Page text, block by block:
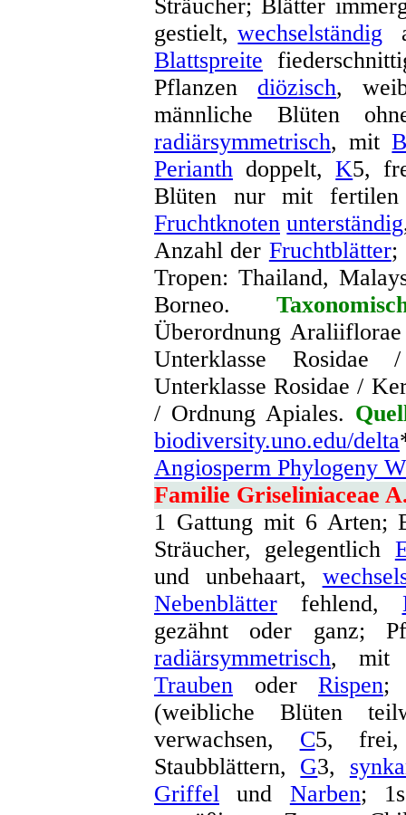
Sträucher; Blätter
gestielt,wechselständig
Blattspreite
Pflanzen diözisch,
männliche Blüten
radiärsymmetrisch, mit
Perianth doppelt,K5,
Blüten nur mit fertilen
Fruchtknoten unterständig
Anzahl der Fruchtblätter;
Tropen: Thailand,
Borneo.
Überordnung
Unterklasse
Unterklasse Rosidae /
/ Ordnung Apiales.
biodiversity.uno.edu/delta
Angiosperm Phylogeny
Familie Griseliniaceae
1 Gattung mit 6 Arten;
Sträucher, gelegentlich
und unbehaart,
Nebenblätter fehlend,
gezähnt oder ganz;
radiärsymmetrisch, mit
Trauben oder Rispen
(weibliche Blüten
verwachsen, C5,
Staubblättern, G3,
Griffel und Narben;